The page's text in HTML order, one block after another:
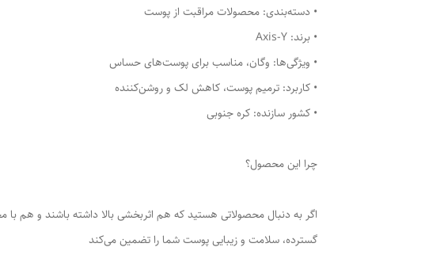
• دسته‌بندی: محصولات مراقبت از پوست
• برند: Axis-Y
• ویژگی‌ها: وگان، مناسب برای پوست‌های حساس
• کاربرد: ترمیم پوست، کاهش لک و روشن‌کننده
• کشور سازنده: کره جنوبی
چرا این محصول؟
گسترده، سلامت و زیبایی پوست شما را تضمین می‌کند